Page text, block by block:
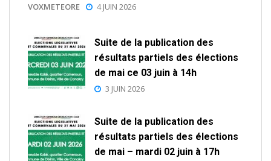
VOXMETEORE 4 JUIN 2026
Suite de la publication des
résultats partiels des élections
de mai ce 03 juin à 14h
3 JUIN 2026
Suite de la publication des
résultats partiels des élections
de mai – mardi 02 juin à 17h